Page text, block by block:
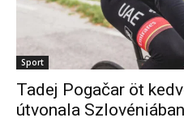
Sport
Tadej Pogačar öt
útvonala Szlovéniában